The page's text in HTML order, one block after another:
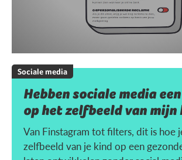
Sociale media
Hebben sociale media
op het zelfbeeld van mijn
Van Finstagram tot filters, dit is hoe
zelfbeeld van je kind op een